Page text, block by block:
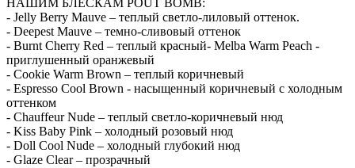
НАШИМ БЛЕСКАМ POUT BOMB:
- Jelly Berry Mauve – теплый светло-лиловый оттенок.
- Deepest Mauve – темно-сливовый оттенок
- Burnt Cherry Red – теплый красный- Melba Warm Peach -
приглушенный оранжевый
- Cookie Warm Brown – теплый коричневый
- Espresso Cool Brown - насыщенный коричневый с холодным
оттенком
- Chauffeur Nude – теплый светло-коричневый нюд
- Kiss Baby Pink – холодный розовый нюд
- Doll Cool Nude – холодный глубокий нюд
- Glaze Clear – прозрачный